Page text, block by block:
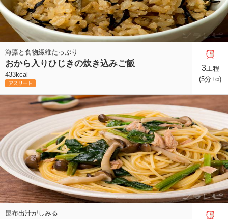
海藻と食物繊維たっぷり
おから入りひじきの炊き込みご飯
433kcal
3工程
(5分+α)
昆布出汁がしみる